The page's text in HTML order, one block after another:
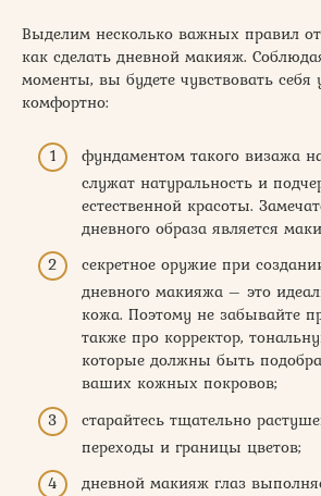
Выделим несколько важных правил
как сделать дневной макияж.
моменты, вы будете чувствовать себя
комфортно:
фундаментом такого визажа
служат натуральность и
естественной красоты.
дневного образа является
секретное оружие при
дневного макияжа – это
кожа. Поэтому не забывайте
также про корректор,
которые должны быть
ваших кожных покровов;
старайтесь тщательно
переходы и границы цветов;
дневной макияж глаз